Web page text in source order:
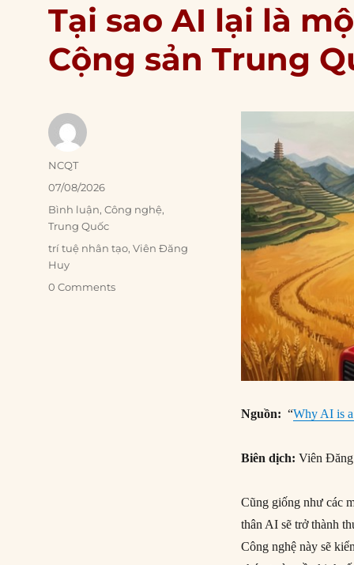
Tại sao AI lại là
Cộng sản Trung
Nguồn: “Why AI is
Biên dịch:Viên
Cũng giống như các
thân AI sẽ trở thành
Công nghệ này sẽ
Author
NCQT
Posted
on
07/08/2026
Categories
Bình luận,Công nghệ,
Trung Quốc
Tags
trí tuệ nhân tạo,Viên Đăng
Huy
0 Comments